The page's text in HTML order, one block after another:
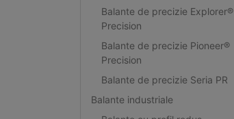
Balante de precizie Explorer®
Precision
Balante de precizie Pioneer®
Precision
Balante de precizie Seria PR
Balante industriale